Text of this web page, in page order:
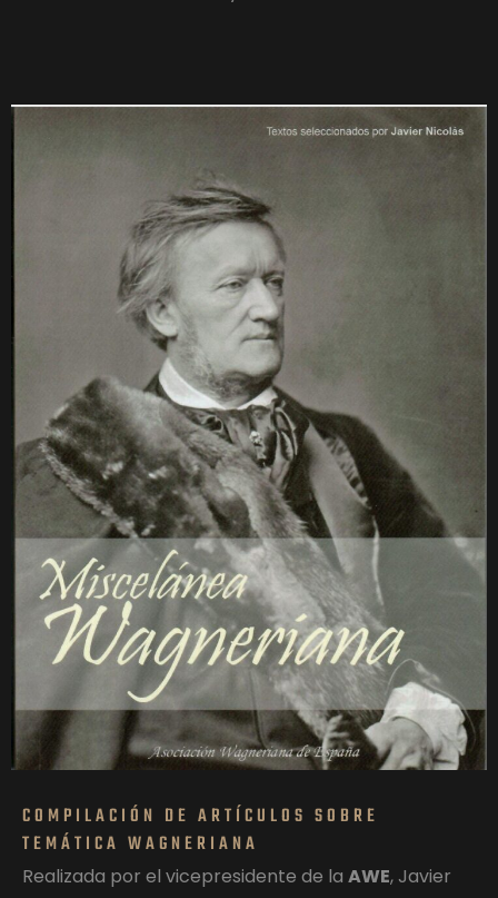
COMPILACIÓN DE ARTÍCULOS SOBRE
TEMÁTICA WAGNERIANA
Realizada por el vicepresidente de la AWE, Javier